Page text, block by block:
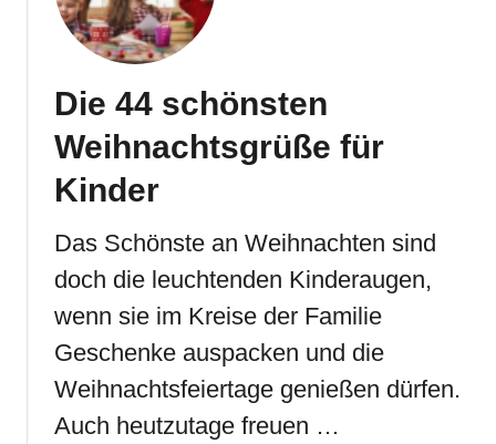
Die 44 schönsten
Weihnachtsgrüße für
Kinder
Das Schönste an Weihnachten sind
doch die leuchtenden Kinderaugen,
wenn sie im Kreise der Familie
Geschenke auspacken und die
Weihnachtsfeiertage genießen dürfen.
Auch heutzutage freuen …